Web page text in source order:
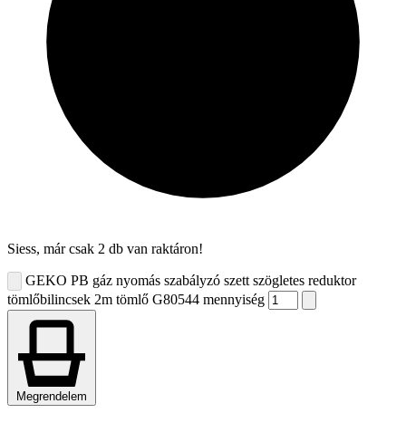
Siess, már csak 2 db van raktáron!
GEKO PB gáz nyomás szabályzó szett szögletes reduktor
tömlőbilincsek 2m tömlő G80544 mennyiség
Megrendelem